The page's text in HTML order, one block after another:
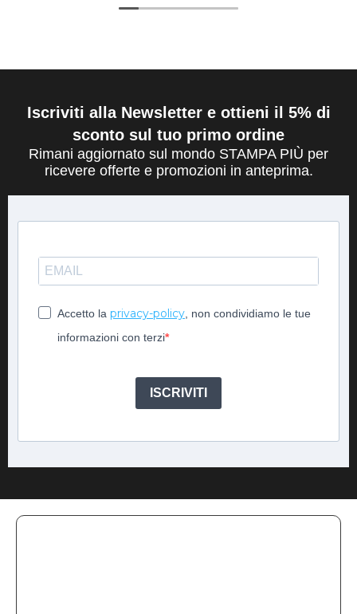
Iscriviti alla Newsletter e ottieni il 5% di
sconto sul tuo primo ordine
Rimani aggiornato sul mondo STAMPA PIÙ per
ricevere offerte e promozioni in anteprima.
Accetto la privacy-policy , non condividiamo le tue
informazioni con terzi
ISCRIVITI